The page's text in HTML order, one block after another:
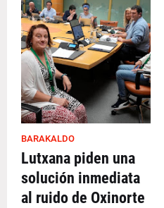
BARAKALDO
Lutxana piden una
solución inmediata
al ruido de Oxinorte